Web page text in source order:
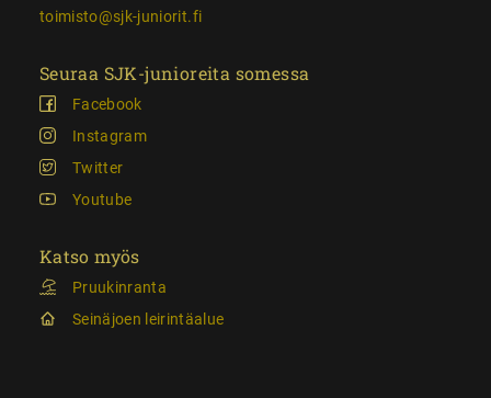
toimisto@sjk-juniorit.fi
Seuraa SJK-junioreita somessa
Facebook
Instagram
Twitter
Youtube
Katso myös
Pruukinranta
Seinäjoen leirintäalue